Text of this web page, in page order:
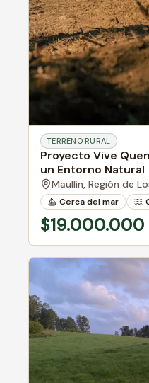
TERRENO RURAL
Proyecto Vive
un Entorno Natural
Maullín, Región de
Cerca del mar
$19.000.000